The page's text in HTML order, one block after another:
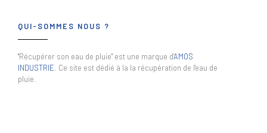
QUI-SOMMES NOUS ?
"Récupérer son eau de pluie" est une marque d'AMOS
INDUSTRIE . Ce site est dédié à la la récupération de l'eau de
pluie.